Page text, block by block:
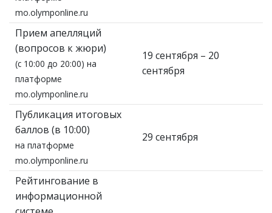
mo.olymponline.ru
Прием апелляций
(вопросов к жюри)
(с 10:00 до 20:00) на
платформе
mo.olymponline.ru
19 сентября – 20
сентября
Публикация итоговых
баллов (в 10:00)
на платформе
mo.olymponline.ru
29 сентября
Рейтингование в
информационной